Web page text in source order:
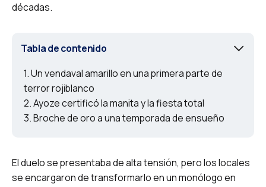
décadas.
Tabla de contenido
Un vendaval amarillo en una primera parte de
terror rojiblanco
Ayoze certificó la manita y la fiesta total
Broche de oro a una temporada de ensueño
El duelo se presentaba de alta tensión, pero los locales
se encargaron de transformarlo en un monólogo en